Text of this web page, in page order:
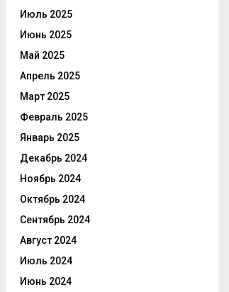
Июль 2025
Июнь 2025
Май 2025
Апрель 2025
Март 2025
Февраль 2025
Январь 2025
Декабрь 2024
Ноябрь 2024
Октябрь 2024
Сентябрь 2024
Август 2024
Июль 2024
Июнь 2024